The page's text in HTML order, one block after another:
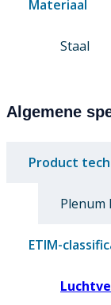
Materiaal
Staal
Algemene
Product
Plenum
ETIM-